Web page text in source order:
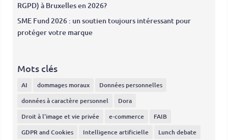
RGPD) à Bruxelles en 2026?
SME Fund 2026 : un soutien toujours intéressant pour
protéger votre marque
Mots clés
AI dommages moraux
Données personnelles
données à caractère personnel
Dora
Droit à l'image et vie privée
e-commerce
FAIB
GDPR and Cookies
Intelligence artificielle
Lunch debate